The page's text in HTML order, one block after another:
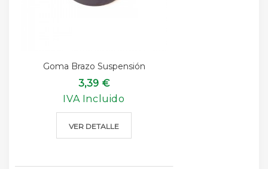
Goma Brazo Suspensión
3,39 €
IVA Incluido
VER DETALLE